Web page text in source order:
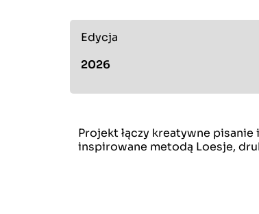
Edycja
2026
Projekt łączy kreatywne
inspirowane metodą Loesje,